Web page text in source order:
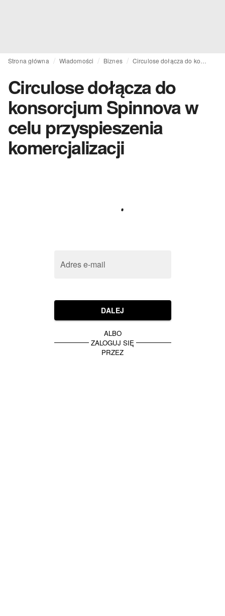
Strona główna Wiadomości Biznes
Circulose dołącza do
konsorcjum Spinnova w
celu przyspieszenia
komercjalizacji
Adres e-mail
DALEJ
ALBO
ZALOGUJ SIĘ
PRZEZ